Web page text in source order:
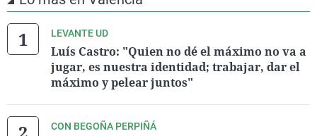
LEVANTE UD
Luís Castro: "Quien no dé el máximo no va a
jugar, es nuestra identidad; trabajar, dar el
máximo y pelear juntos"
CON BEGOÑA PERPIÑÁ